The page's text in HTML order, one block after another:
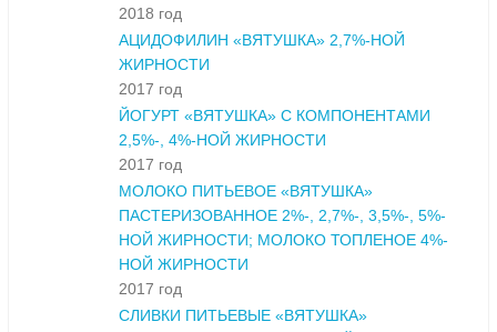
2018 год
АЦИДОФИЛИН «ВЯТУШКА» 2,7%-НОЙ
ЖИРНОСТИ
2017 год
ЙОГУРТ «ВЯТУШКА» С КОМПОНЕНТАМИ
2,5%-, 4%-НОЙ ЖИРНОСТИ
2017 год
МОЛОКО ПИТЬЕВОЕ «ВЯТУШКА»
ПАСТЕРИЗОВАННОЕ 2%-, 2,7%-, 3,5%-, 5%-
НОЙ ЖИРНОСТИ; МОЛОКО ТОПЛЕНОЕ 4%-
НОЙ ЖИРНОСТИ
2017 год
СЛИВКИ ПИТЬЕВЫЕ «ВЯТУШКА»